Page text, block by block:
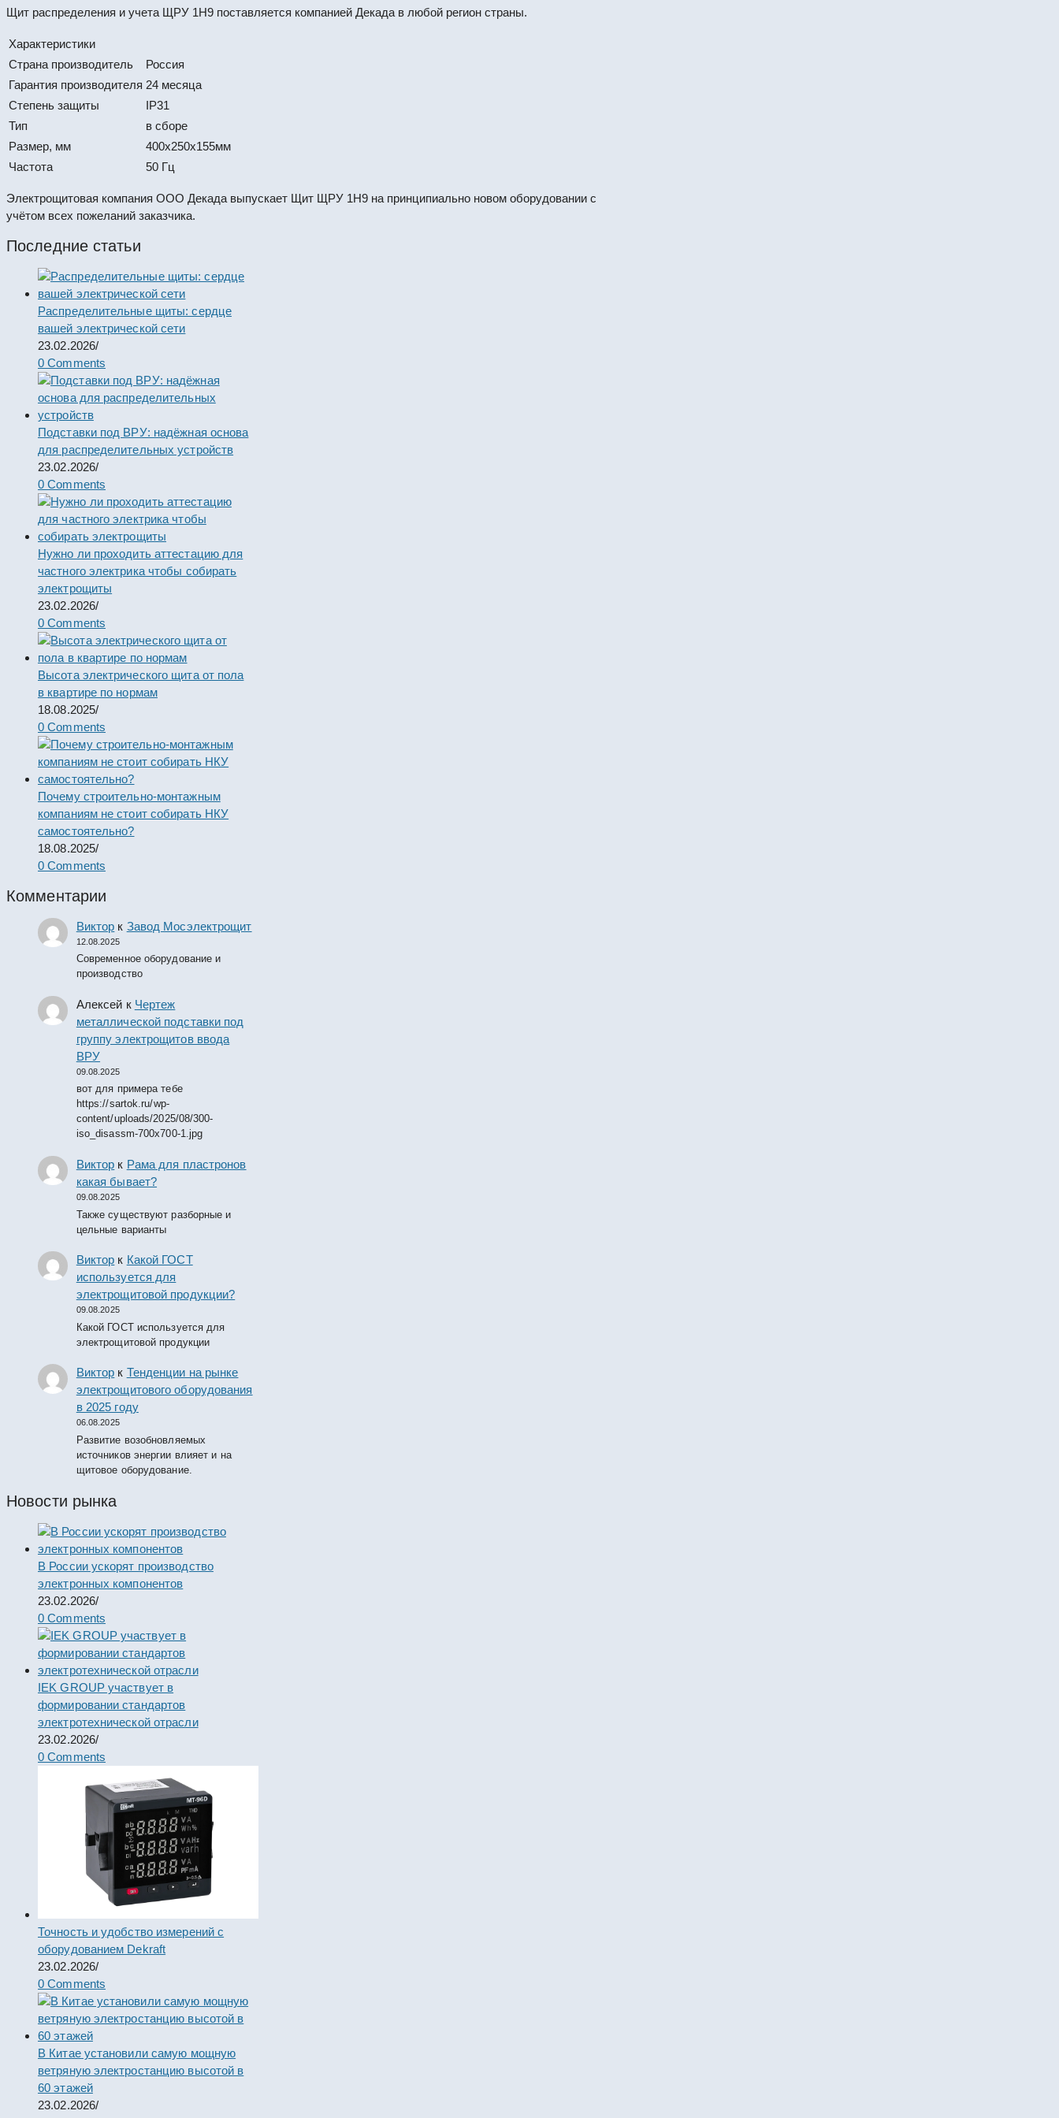
Щит распределения и учета ЩРУ 1Н9 поставляется компанией Декада в любой регион страны.
Характеристики
Страна производитель
Россия
Гарантия производителя 24 месяца
Степень защиты
IP31
Тип
в сборе
Размер, мм
400х250х155мм
Частота
50 Гц
Электрощитовая компания ООО Декада выпускает Щит ЩРУ 1Н9 на принципиально новом оборудовании с
учётом всех пожеланий заказчика.
Последние статьи
Распределительные щиты: сердце
вашей электрической сети
23.02.2026/
0 Comments
Подставки под ВРУ: надёжная основа
для распределительных устройств
23.02.2026/
0 Comments
Нужно ли проходить аттестацию для
частного электрика чтобы собирать
электрощиты
23.02.2026/
0 Comments
Высота электрического щита от пола
в квартире по нормам
18.08.2025/
0 Comments
Почему строительно-монтажным
компаниям не стоит собирать НКУ
самостоятельно?
18.08.2025/
0 Comments
Комментарии
Виктор к Завод Мосэлектрощит
12.08.2025
Современное оборудование и
производство
Алексей к Чертеж
металлической подставки под
группу электрощитов ввода
ВРУ
09.08.2025
вот для примера тебе
https://sartok.ru/wp-
content/uploads/2025/08/300-
iso_disassm-700x700-1.jpg
Виктор к Рама для пластронов
какая бывает?
09.08.2025
Также существуют разборные и
цельные варианты
Виктор к Какой ГОСТ
используется для
электрощитовой продукции?
09.08.2025
Какой ГОСТ используется для
электрощитовой продукции
Виктор к Тенденции на рынке
электрощитового оборудования
в 2025 году
06.08.2025
Развитие возобновляемых
источников энергии влияет и на
щитовое оборудование.
Новости рынка
В России ускорят производство
электронных компонентов
23.02.2026/
0 Comments
IEK GROUP участвует в
формировании стандартов
электротехнической отрасли
23.02.2026/
0 Comments
Точность и удобство измерений с
оборудованием Dekraft
23.02.2026/
0 Comments
В Китае установили самую мощную
ветряную электростанцию высотой в
60 этажей
23.02.2026/